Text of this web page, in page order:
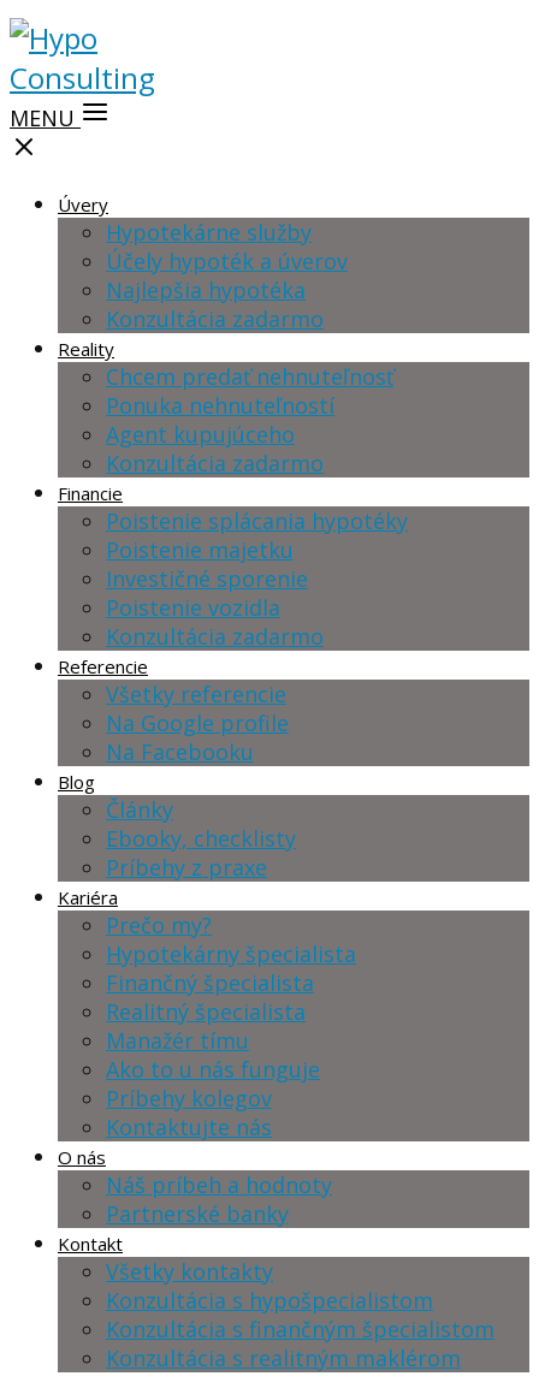
MENU
Úvery
Hypotekárne služby
Účely hypoték a úverov
Najlepšia hypotéka
Konzultácia zadarmo
Reality
Chcem predať nehnuteľnosť
Ponuka nehnuteľností
Agent kupujúceho
Konzultácia zadarmo
Financie
Poistenie splácania hypotéky
Poistenie majetku
Investičné sporenie
Poistenie vozidla
Konzultácia zadarmo
Referencie
Všetky referencie
Na Google profile
Na Facebooku
Blog
Články
Ebooky, checklisty
Príbehy z praxe
Kariéra
Prečo my?
Hypotekárny špecialista
Finančný špecialista
Realitný špecialista
Manažér tímu
Ako to u nás funguje
Príbehy kolegov
Kontaktujte nás
O nás
Náš príbeh a hodnoty
Partnerské banky
Kontakt
Všetky kontakty
Konzultácia s hypošpecialistom
Konzultácia s finančným špecialistom
Konzultácia s realitným maklérom